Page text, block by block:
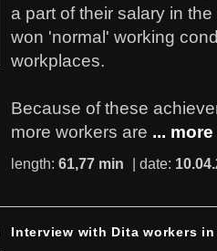
a part of their salary in
won 'normal' working
workplaces.
Because of these
more workers are ... more
length: 61,77 min | date:
Interview with Dita workers in